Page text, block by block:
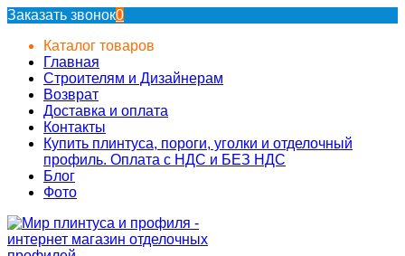
Заказать звонок0
Каталог товаров
Главная
Строителям и Дизайнерам
Возврат
Доставка и оплата
Контакты
Купить плинтуса, пороги, уголки и отделочный
профиль. Оплата с НДС и БЕЗ НДС
Блог
Фото